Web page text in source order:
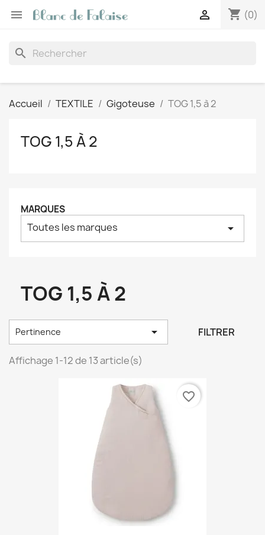
 shopping_cart (0)

search
Accueil TEXTILE Gigoteuse TOG 1,5 à 2
TOG 1,5 À 2
MARQUES
Toutes les marques arrow_drop_down
TOG 1,5 À 2
Pertinence  FILTRER
Affichage 1-12 de 13 article(s)
favorite_border